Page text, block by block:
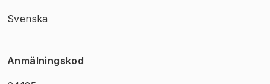
Svenska
Anmälningskod